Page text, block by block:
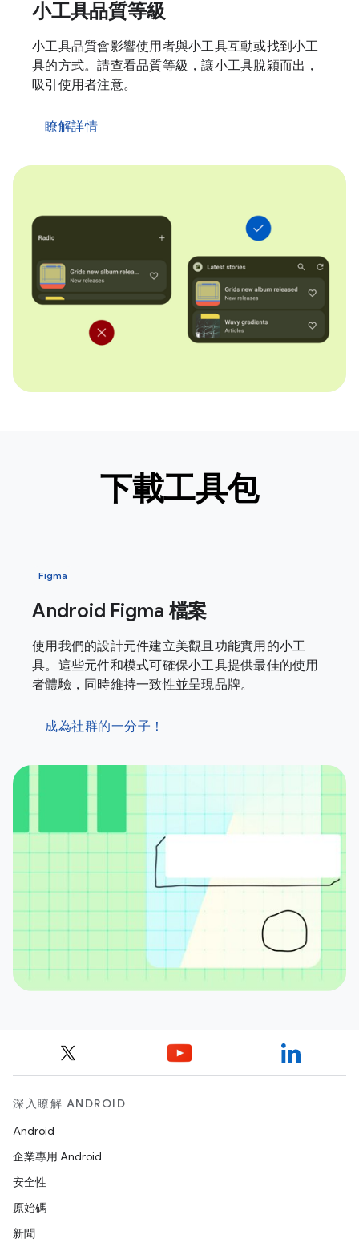
小工具品質等級
小工具品質會影響使用者與小工具互動或找到小工
具的方式。請查看品質等級，讓小工具脫穎而出，
吸引使用者注意。
瞭解詳情
下載工具包
Figma
Android Figma 檔案
使用我們的設計元件建立美觀且功能實用的小工
具。這些元件和模式可確保小工具提供最佳的使用
者體驗，同時維持一致性並呈現品牌。
成為社群的一分子！
深入瞭解 ANDROID
Android
企業專用 Android
安全性
原始碼
新聞